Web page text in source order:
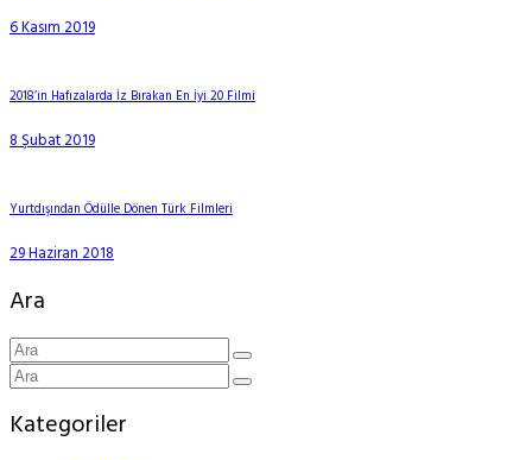
6 Kasım 2019
2018’in Hafızalarda İz Bırakan En İyi 20 Filmi
8 Şubat 2019
Yurtdışından Ödülle Dönen Türk Filmleri
29 Haziran 2018
Ara
Kategoriler